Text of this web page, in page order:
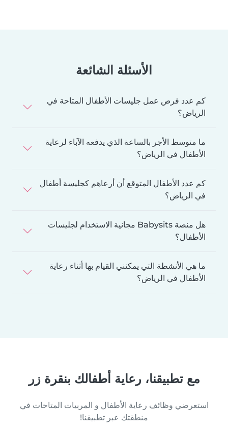
الأسئلة الشائعة
كم عدد فرص عمل جليسات الأطفال المتاحة في
الرياض؟
ما متوسط الأجر بالساعة الذي يدفعه الآباء لرعاية
الأطفال في الرياض؟
كم عدد الأطفال المتوقع أن أرعاهم كجليسة أطفال
في الرياض؟
هل منصة Babysits مجانية الاستخدام لجليسات
الأطفال؟
ما هي الأنشطة التي يمكنني القيام بها أثناء رعاية
الأطفال في الرياض؟
مع تطبيقنا، رعاية أطفالك بنقرة زر
استعرضي وظائف رعاية الأطفال و المربيات المتاحات في
منطقتك عبر تطبيقنا!